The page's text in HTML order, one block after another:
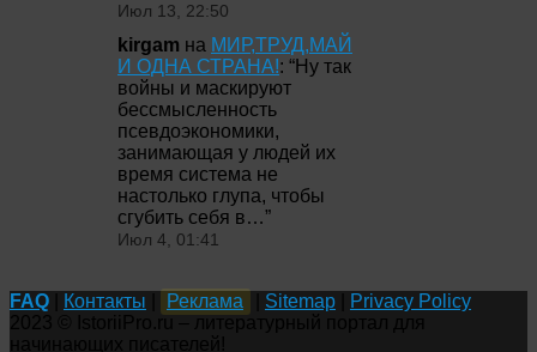
Июл 13, 22:50
kirgam на МИР,ТРУД,МАЙ
И ОДНА СТРАНА!: “Ну так
войны и маскируют
бессмысленность
псевдоэкономики,
занимающая у людей их
время система не
настолько глупа, чтобы
сгубить себя в…”
Июл 4, 01:41
FAQ Контакты Реклама Sitemap
Privacy Policy